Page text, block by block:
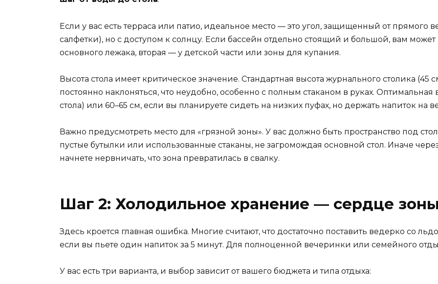
Если у вас есть терраса или патио, идеальное место — это угол, защищенный от прямого
салфетки), но с доступом к солнцу. Если бассейн отдельно стоящий и большой, вам
основного лежака, вторая — у детской части или зоны для купания.
Высота стола имеет критическое значение. Стандартная высота журнального столика
постоянно наклоняться, что неудобно, особенно с полным стаканом в руках. Оптимальная
стола) или 60–65 см, если вы планируете сидеть на низких пуфах, но держать напиток на
Важно предусмотреть место для «грязной зоны». У вас должно быть пространство под
пустые бутылки или использованные стаканы, не загромождая основной стол. Иначе
начнете нервничать, что зона превратилась в свалку.
Шаг 2: Холодильное хранение — сердце
Здесь кроется главная ошибка. Многие считают, что достаточно поставить ведерко со
если вы пьете один напиток за 5 минут. Для полноценной вечеринки или семейного
У вас есть три варианта, и выбор зависит от вашего бюджета и типа отдыха: